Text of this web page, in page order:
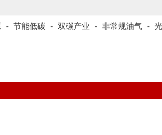
- 节能低碳 - 双碳产业 - 非常规油气 -